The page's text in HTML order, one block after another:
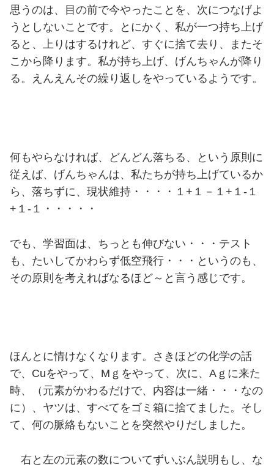
思うのは、目の前で今やったことを、次につなげよ
うとしないことです。とにかく、私が一つ持ち上げ
ると、上りはするけれど、すぐに捨て去り、またそ
こから降ります。私が持ち上げ、げんちゃんが降り
る。えんえんその繰り返しをやっているようです。
何もやらなければ、どんどん落ちる、という原則に
従えば、げんちゃんは、私たちが持ち上げているか
ら、落ちずに、現状維持・・・・１+１－１+１-１
+１-１・・・・・
でも、学習面は、ちっとも伸びない・・・テスト
も、たいしてかわらず低空飛行・・・というのも、
その原則を考えればなるほど～と言う感じです。
ほんとに情けなくなります。さきほどの化学の話
で、Cuをやって、Mｇをやって、次に、Aｇに来た
時、（元素がかわるだけで、内容は一緒・・・なの
に）、ヤツは、すべてをゴミ箱に捨てました。そし
て、何の脈絡もないことを突然やりだしました。
右と左の元素の数についてずいぶん説明もし、な